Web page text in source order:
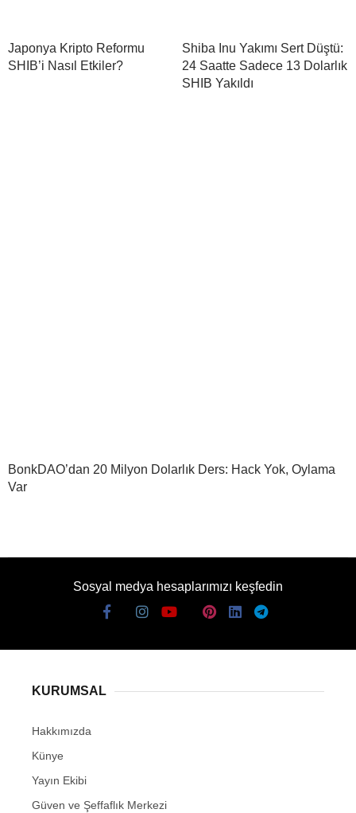
Japonya Kripto Reformu
SHIB’i Nasıl Etkiler?
Shiba Inu Yakımı Sert Düştü:
24 Saatte Sadece 13 Dolarlık
SHIB Yakıldı
BonkDAO’dan 20 Milyon Dolarlık Ders: Hack Yok, Oylama
Var
Sosyal medya hesaplarımızı keşfedin
KURUMSAL
Hakkımızda
Künye
Yayın Ekibi
Güven ve Şeffaflık Merkezi